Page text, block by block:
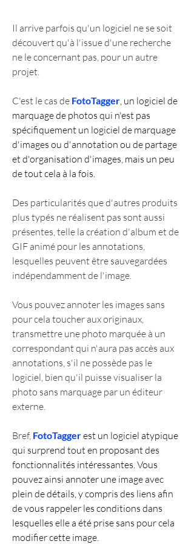
Il arrive parfois qu'un logiciel ne se soit
découvert qu'à l'issue d'une recherche
ne le concernant pas, pour un autre
projet.
C'est le cas de FotoTagger , un logiciel de
marquage de photos qui n'est pas
spécifiquement un logiciel de marquage
d'images ou d'annotation ou de partage
et d'organisation d'images, mais un peu
de tout cela à la fois.
Des particularités que d'autres produits
plus typés ne réalisent pas sont aussi
présentes, telle la création d'album et de
GIF animé pour les annotations,
lesquelles peuvent être sauvegardées
indépendamment de l'image.
Vous pouvez annoter les images sans
pour cela toucher aux originaux,
transmettre une photo marquée à un
correspondant qui n'aura pas accès aux
annotations, s'il ne possède pas le
logiciel, bien qu'il puisse visualiser la
photo sans marquage par un éditeur
externe.
Bref, FotoTagger est un logiciel atypique
qui surprend tout en proposant des
fonctionnalités intéressantes. Vous
pouvez ainsi annoter une image avec
plein de détails, y compris des liens afin
de vous rappeler les conditions dans
lesquelles elle a été prise sans pour cela
modifier cette image.